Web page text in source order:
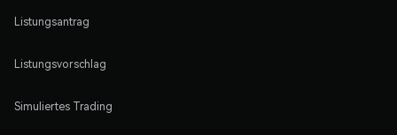
Listungsantrag
Listungsvorschlag
Simuliertes Trading